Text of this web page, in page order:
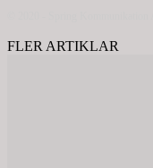
FLER ARTIKLAR